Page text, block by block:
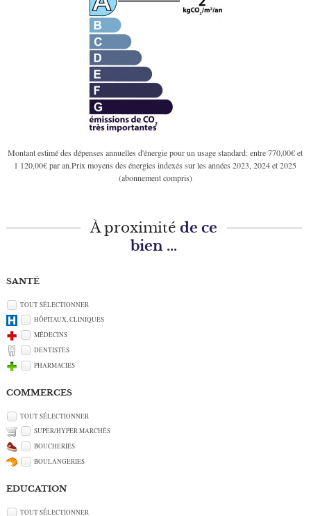
Montant estimé des dépenses annuelles d'énergie pour un usage standard: entre 770,00€ et
1 120,00€ par an.Prix moyens des énergies indexés sur les années 2023, 2024 et 2025
(abonnement compris)
À proximitéde ce
bien ...
SANTÉ
TOUT SÉLECTIONNER
HÔPITAUX, CLINIQUES
MÉDECINS
DENTISTES
PHARMACIES
COMMERCES
TOUT SÉLECTIONNER
SUPER/HYPER MARCHÉS
BOUCHERIES
BOULANGERIES
EDUCATION
TOUT SÉLECTIONNER